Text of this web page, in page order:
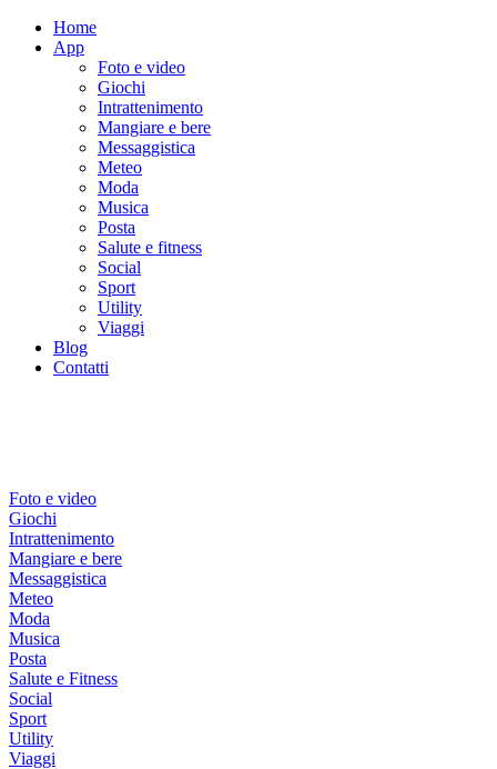
Home
App
Foto e video
Giochi
Intrattenimento
Mangiare e bere
Messaggistica
Meteo
Moda
Musica
Posta
Salute e fitness
Social
Sport
Utility
Viaggi
Blog
Contatti
Foto e video
Giochi
Intrattenimento
Mangiare e bere
Messaggistica
Meteo
Moda
Musica
Posta
Salute e Fitness
Social
Sport
Utility
Viaggi